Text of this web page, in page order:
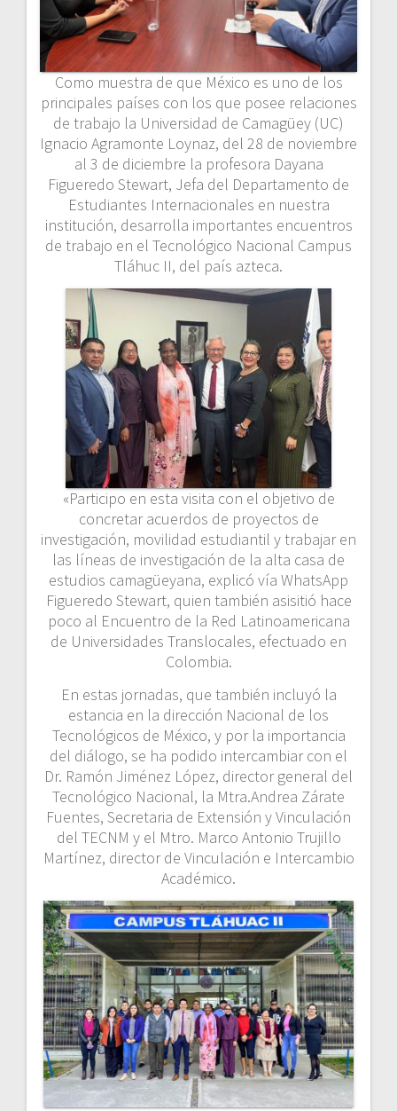
Como muestra de que México es uno de los
principales países con los que posee relaciones
de trabajo la Universidad de Camagüey (UC)
Ignacio Agramonte Loynaz, del 28 de noviembre
al 3 de diciembre la profesora Dayana
Figueredo Stewart, Jefa del Departamento de
Estudiantes Internacionales en nuestra
institución, desarrolla importantes encuentros
de trabajo en el Tecnológico Nacional Campus
Tláhuc II, del país azteca.
«Participo en esta visita con el objetivo de
concretar acuerdos de proyectos de
investigación, movilidad estudiantil y trabajar en
las líneas de investigación de la alta casa de
estudios camagüeyana, explicó vía WhatsApp
Figueredo Stewart, quien también asisitió hace
poco al Encuentro de la Red Latinoamericana
de Universidades Translocales, efectuado en
Colombia.
En estas jornadas, que también incluyó la
estancia en la dirección Nacional de los
Tecnológicos de México, y por la importancia
del diálogo, se ha podido intercambiar con el
Dr. Ramón Jiménez López, director general del
Tecnológico Nacional, la Mtra.Andrea Zárate
Fuentes, Secretaria de Extensión y Vinculación
del TECNM y el Mtro. Marco Antonio Trujillo
Martínez, director de Vinculación e Intercambio
Académico.